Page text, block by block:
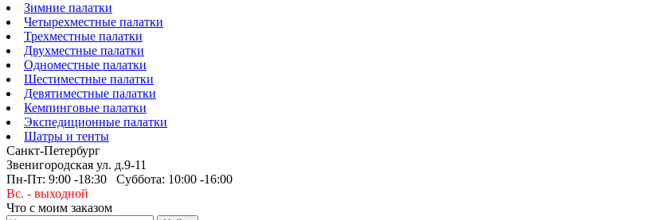
Зимние палатки
Четырехместные палатки
Трехместные палатки
Двухместные палатки
Одноместные палатки
Шестиместные палатки
Девятиместные палатки
Кемпинговые палатки
Экспедиционные палатки
Шатры и тенты
Санкт-Петербург
Звенигородская ул. д.9-11
Пн-Пт: 9:00 -18:30 Суббота: 10:00 -16:00
Вс. - выходной
Что с моим заказом